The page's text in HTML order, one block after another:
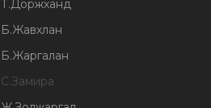
Т.Доржханд
Б.Жавхлан
Б.Жаргалан
С.Замира